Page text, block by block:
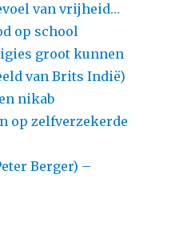
van vrijheid…
op school
groot kunnen
van Brits Indië)
nikab
op zelfverzekerde
Berger) –